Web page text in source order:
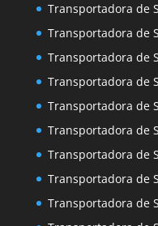
Transportadora de
Transportadora de
Transportadora de
Transportadora de
Transportadora de
Transportadora de
Transportadora de
Transportadora de
Transportadora de